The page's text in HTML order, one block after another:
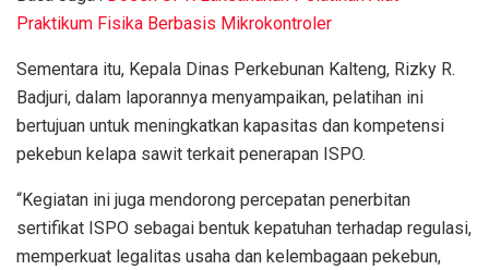
Praktikum Fisika Berbasis Mikrokontroler
Sementara itu, Kepala Dinas Perkebunan Kalteng, Rizky R.
Badjuri, dalam laporannya menyampaikan, pelatihan ini
bertujuan untuk meningkatkan kapasitas dan kompetensi
pekebun kelapa sawit terkait penerapan ISPO.
“Kegiatan ini juga mendorong percepatan penerbitan
sertifikat ISPO sebagai bentuk kepatuhan terhadap regulasi,
memperkuat legalitas usaha dan kelembagaan pekebun,